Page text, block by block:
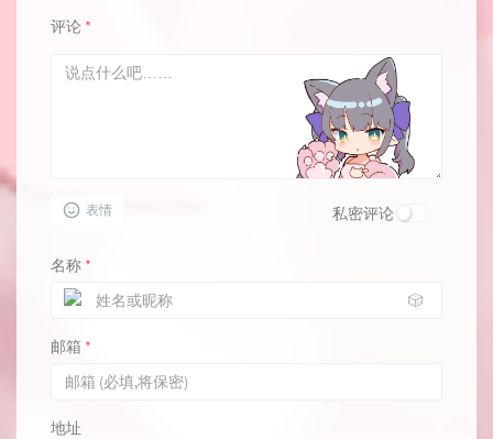
评论 *
表情 私密评论
名称 *
🎲
邮箱 *
地址